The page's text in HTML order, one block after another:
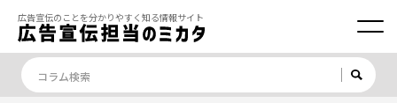
広告宣伝のことを分かりやすく知る情報サイト